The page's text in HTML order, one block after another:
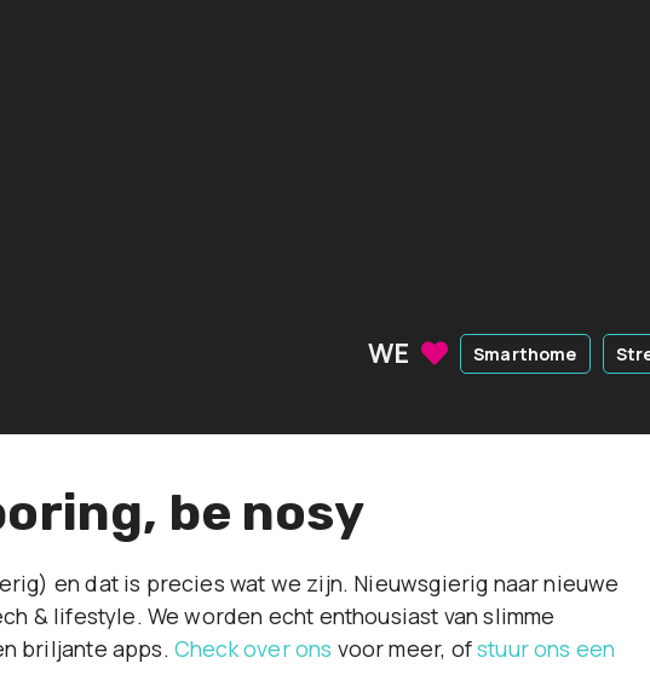
WE Smarthome
be nosy
en dat is precies wat we zijn. Nieuwsgierig naar nieuwe
& lifestyle. We worden echt enthousiast van slimme
briljante apps. Check over ons voor meer, ofstuur ons een